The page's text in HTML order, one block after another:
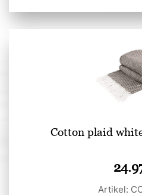
Cotton plaid
Artikel: